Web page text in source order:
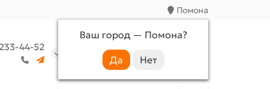
Помона
Ваш город — Помона?
44-52
Аккаунт Избранное